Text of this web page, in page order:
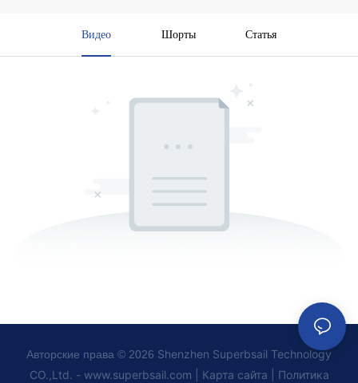
Видео Шорты Статья
Авторские права © 2026 Shenzhen Superbsail Technology
CO.,Ltd. - www.superbsail.com Карта сайта Политика